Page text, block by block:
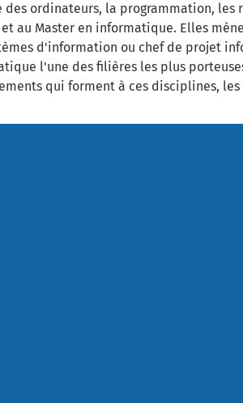
ordinateurs, la programmation, les
au Master en informatique. Elles
d'information ou chef de projet
l'une des filières les plus
qui forment à ces disciplines,